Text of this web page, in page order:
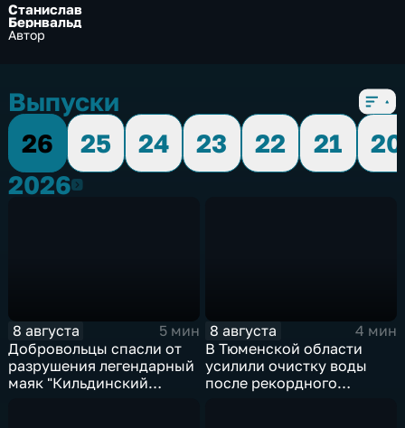
Станислав
Бернвальд
Автор
Выпуски
26
25 24 23 22 21
20
20262026
8 августа
5 мин
Добровольцы спасли от
разрушения легендарный
маяк "Кильдинский
8 августа
4 мин
В Тюменской области
усилили очистку воды
после рекордного